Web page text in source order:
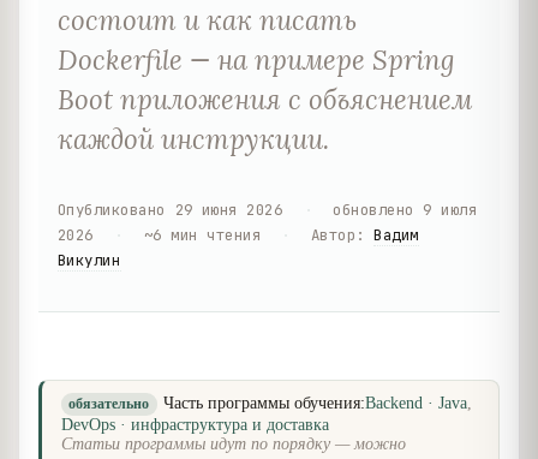
состоит и как писать
Dockerfile — на примере Spring
Boot приложения с объяснением
каждой инструкции.
Опубликовано 29 июня 2026 обновлено 9 июля
2026
~6 мин чтения Автор :Вадим
Викулин
обязательно Часть программы обучения:Backend · Java,
DevOps · инфраструктура и доставка
Статьи программы идут по порядку — можно